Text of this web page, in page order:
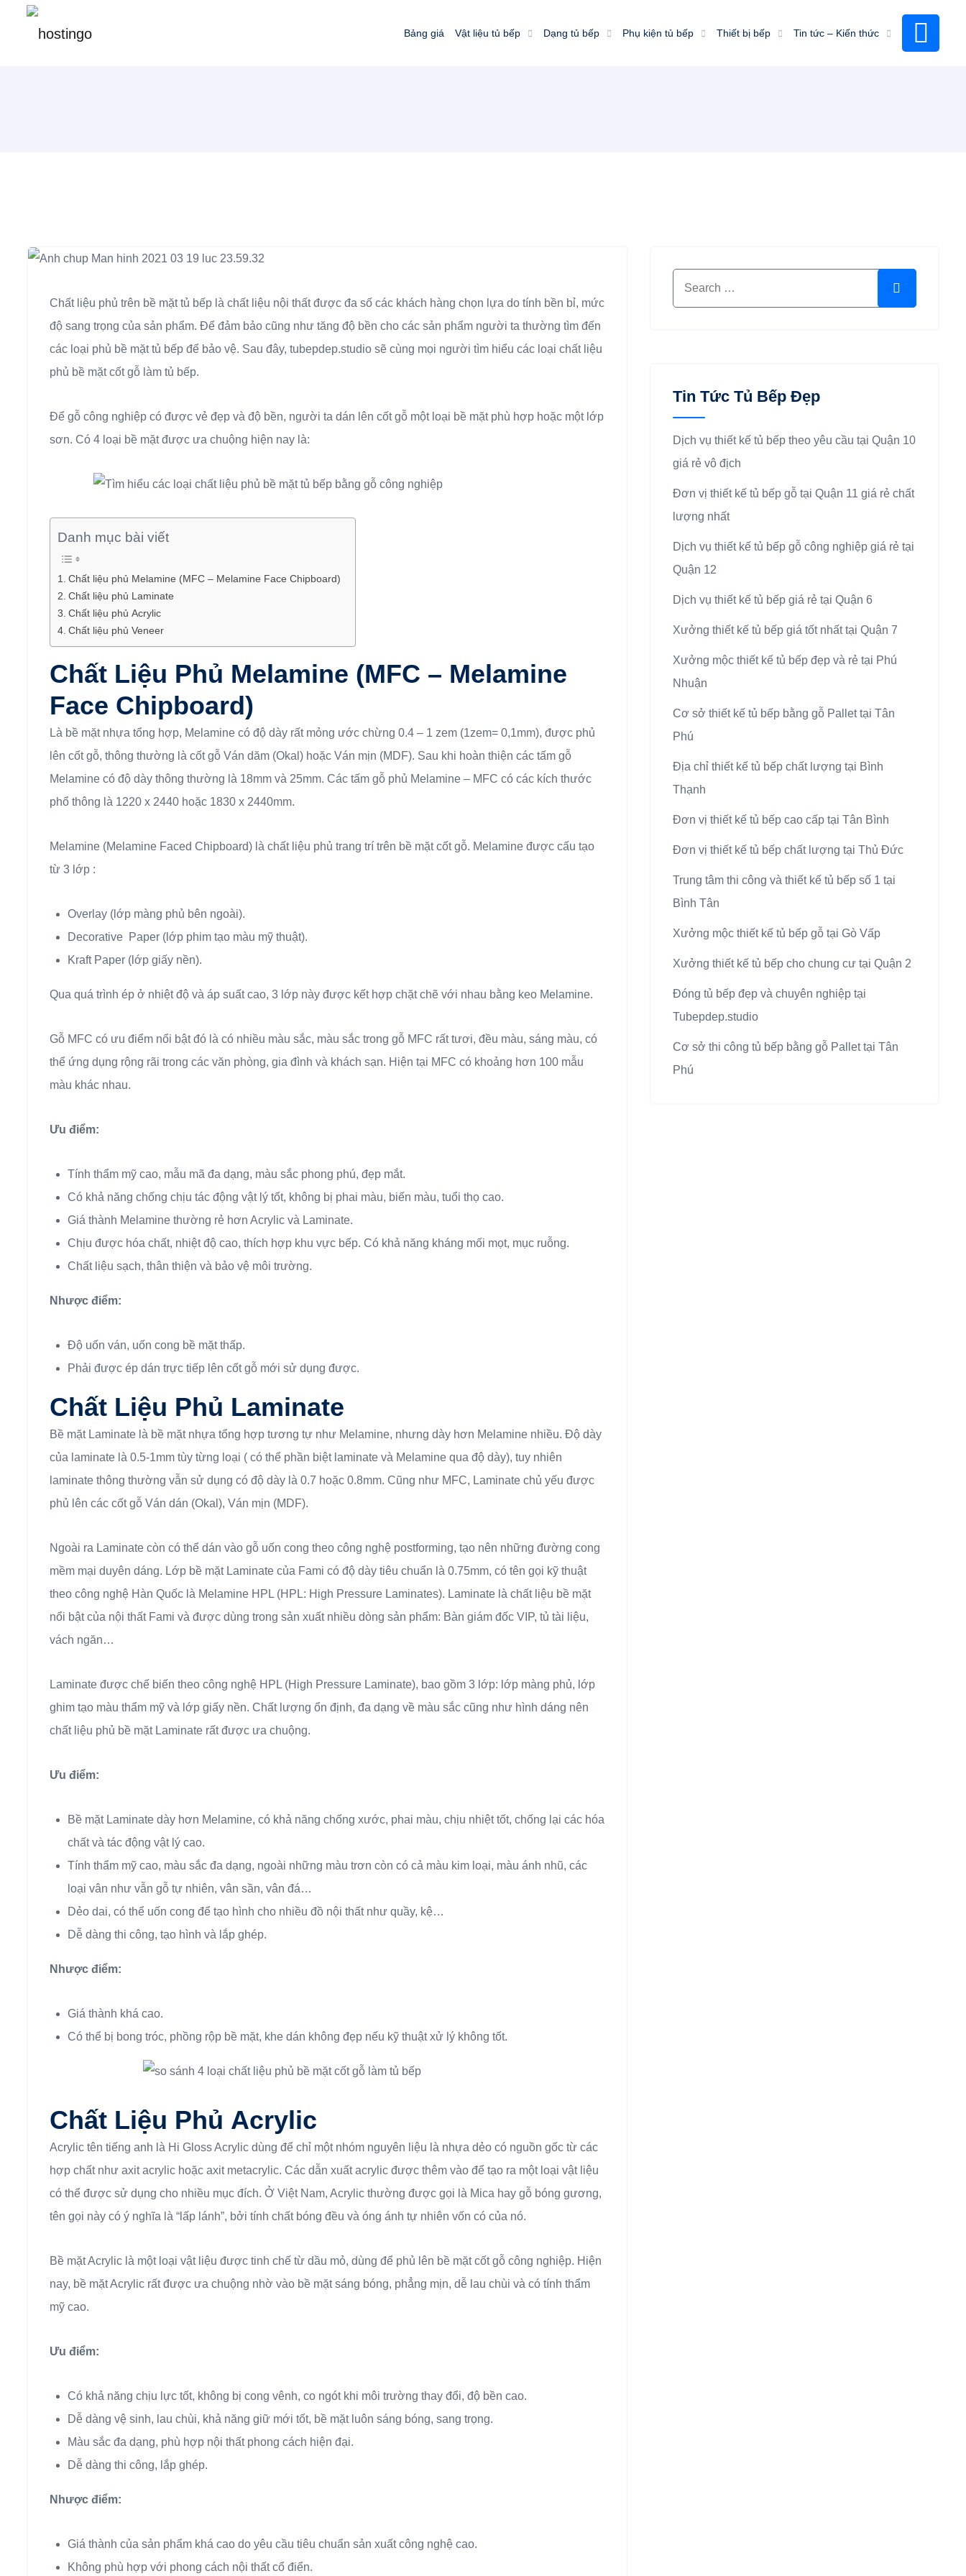
Bảng giá Vật liệu tủ bếp Dạng tủ bếp Phụ kiện tủ bếp Thiết bị bếp Tin tức – Kiến thức
Chất liệu phủ trên bề mặt tủ bếp là chất liệu nội thất được đa số các khách hàng chọn lựa do tính bền bỉ, mức
độ sang trọng của sản phẩm. Để đảm bảo cũng như tăng độ bền cho các sản phẩm người ta thường tìm đến
các loại phủ bề mặt tủ bếp để bảo vệ. Sau đây, tubepdep.studio sẽ cùng mọi người tìm hiểu các loại chất liệu
phủ bề mặt cốt gỗ làm tủ bếp.
Để gỗ công nghiệp có được vẻ đẹp và độ bền, người ta dán lên cốt gỗ một loại bề mặt phù hợp hoặc một lớp
sơn. Có 4 loại bề mặt được ưa chuộng hiện nay là:
Danh mục bài viết
Chất liệu phủ Melamine (MFC – Melamine Face Chipboard)
Chất liệu phủ Laminate
Chất liệu phủ Acrylic
Chất liệu phủ Veneer
Chất Liệu Phủ Melamine (MFC – Melamine
Face Chipboard)
Là bề mặt nhựa tổng hợp, Melamine có độ dày rất mỏng ước chừng 0.4 – 1 zem (1zem= 0,1mm), được phủ
lên cốt gỗ, thông thường là cốt gỗ Ván dăm (Okal) hoặc Ván mịn (MDF). Sau khi hoàn thiện các tấm gỗ
Melamine có độ dày thông thường là 18mm và 25mm. Các tấm gỗ phủ Melamine – MFC có các kích thước
phổ thông là 1220 x 2440 hoặc 1830 x 2440mm.
Melamine (Melamine Faced Chipboard) là chất liệu phủ trang trí trên bề mặt cốt gỗ. Melamine được cấu tạo
từ 3 lớp :
Overlay (lớp màng phủ bên ngoài).
Decorative Paper (lớp phim tạo màu mỹ thuật).
Kraft Paper (lớp giấy nền).
Qua quá trình ép ở nhiệt độ và áp suất cao, 3 lớp này được kết hợp chặt chẽ với nhau bằng keo Melamine.
Gỗ MFC có ưu điểm nổi bật đó là có nhiều màu sắc, màu sắc trong gỗ MFC rất tươi, đều màu, sáng màu, có
thể ứng dụng rộng rãi trong các văn phòng, gia đình và khách sạn. Hiện tại MFC có khoảng hơn 100 mẫu
màu khác nhau.
Ưu điểm:
Tính thẩm mỹ cao, mẫu mã đa dạng, màu sắc phong phú, đẹp mắt.
Có khả năng chống chịu tác động vật lý tốt, không bị phai màu, biến màu, tuổi thọ cao.
Giá thành Melamine thường rẻ hơn Acrylic và Laminate.
Chịu được hóa chất, nhiệt độ cao, thích hợp khu vực bếp. Có khả năng kháng mối mọt, mục ruỗng.
Chất liệu sạch, thân thiện và bảo vệ môi trường.
Nhược điểm:
Độ uốn ván, uốn cong bề mặt thấp.
Phải được ép dán trực tiếp lên cốt gỗ mới sử dụng được.
Chất Liệu Phủ Laminate
Bề mặt Laminate là bề mặt nhựa tổng hợp tương tự như Melamine, nhưng dày hơn Melamine nhiều. Độ dày
của laminate là 0.5-1mm tùy từng loại ( có thể phần biệt laminate và Melamine qua độ dày), tuy nhiên
laminate thông thường vẫn sử dụng có độ dày là 0.7 hoặc 0.8mm. Cũng như MFC, Laminate chủ yếu được
phủ lên các cốt gỗ Ván dán (Okal), Ván mịn (MDF).
Ngoài ra Laminate còn có thể dán vào gỗ uốn cong theo công nghệ postforming, tạo nên những đường cong
mềm mại duyên dáng. Lớp bề mặt Laminate của Fami có độ dày tiêu chuẩn là 0.75mm, có tên gọi kỹ thuật
theo công nghệ Hàn Quốc là Melamine HPL (HPL: High Pressure Laminates). Laminate là chất liệu bề mặt
nổi bật của nội thất Fami và được dùng trong sản xuất nhiều dòng sản phẩm: Bàn giám đốc VIP, tủ tài liệu,
vách ngăn…
Laminate được chế biến theo công nghệ HPL (High Pressure Laminate), bao gồm 3 lớp: lớp màng phủ, lớp
ghim tạo màu thẩm mỹ và lớp giấy nền. Chất lượng ổn định, đa dạng về màu sắc cũng như hình dáng nên
chất liệu phủ bề mặt Laminate rất được ưa chuộng.
Ưu điểm:
Bề mặt Laminate dày hơn Melamine, có khả năng chống xước, phai màu, chịu nhiệt tốt, chống lại các hóa
chất và tác động vật lý cao.
Tính thẩm mỹ cao, màu sắc đa dạng, ngoài những màu trơn còn có cả màu kim loại, màu ánh nhũ, các
loại vân như vẫn gỗ tự nhiên, vân sần, vân đá…
Dẻo dai, có thể uốn cong để tạo hình cho nhiều đồ nội thất như quầy, kệ…
Dễ dàng thi công, tạo hình và lắp ghép.
Nhược điểm:
Giá thành khá cao.
Có thể bị bong tróc, phồng rộp bề mặt, khe dán không đẹp nếu kỹ thuật xử lý không tốt.
Chất Liệu Phủ Acrylic
Acrylic tên tiếng anh là Hi Gloss Acrylic dùng để chỉ một nhóm nguyên liệu là nhựa dẻo có nguồn gốc từ các
hợp chất như axit acrylic hoặc axit metacrylic. Các dẫn xuất acrylic được thêm vào để tạo ra một loại vật liệu
có thể được sử dụng cho nhiều mục đích. Ở Việt Nam, Acrylic thường được gọi là Mica hay gỗ bóng gương,
tên gọi này có ý nghĩa là “lấp lánh”, bởi tính chất bóng đều và óng ánh tự nhiên vốn có của nó.
Bề mặt Acrylic là một loại vật liệu được tinh chế từ dầu mỏ, dùng để phủ lên bề mặt cốt gỗ công nghiệp. Hiện
nay, bề mặt Acrylic rất được ưa chuộng nhờ vào bề mặt sáng bóng, phẳng mịn, dễ lau chùi và có tính thẩm
mỹ cao.
Ưu điểm:
Có khả năng chịu lực tốt, không bị cong vênh, co ngót khi môi trường thay đổi, độ bền cao.
Dễ dàng vệ sinh, lau chùi, khả năng giữ mới tốt, bề mặt luôn sáng bóng, sang trọng.
Màu sắc đa dạng, phù hợp nội thất phong cách hiện đại.
Dễ dàng thi công, lắp ghép.
Nhược điểm:
Giá thành của sản phẩm khá cao do yêu cầu tiêu chuẩn sản xuất công nghệ cao.
Không phù hợp với phong cách nội thất cổ điển.
Tin Tức Tủ Bếp Đẹp
Dịch vụ thiết kế tủ bếp theo yêu cầu tại Quận 10
giá rẻ vô địch
Đơn vị thiết kế tủ bếp gỗ tại Quận 11 giá rẻ chất
lượng nhất
Dịch vụ thiết kế tủ bếp gỗ công nghiệp giá rẻ tại
Quận 12
Dịch vụ thiết kế tủ bếp giá rẻ tại Quận 6
Xưởng thiết kế tủ bếp giá tốt nhất tại Quận 7
Xưởng mộc thiết kế tủ bếp đẹp và rẻ tại Phú
Nhuận
Cơ sở thiết kế tủ bếp bằng gỗ Pallet tại Tân
Phú
Địa chỉ thiết kế tủ bếp chất lượng tại Bình
Thạnh
Đơn vị thiết kế tủ bếp cao cấp tại Tân Bình
Đơn vị thiết kế tủ bếp chất lượng tại Thủ Đức
Trung tâm thi công và thiết kế tủ bếp số 1 tại
Bình Tân
Xưởng mộc thiết kế tủ bếp gỗ tại Gò Vấp
Xưởng thiết kế tủ bếp cho chung cư tại Quận 2
Đóng tủ bếp đẹp và chuyên nghiệp tại
Tubepdep.studio
Cơ sở thi công tủ bếp bằng gỗ Pallet tại Tân
Phú